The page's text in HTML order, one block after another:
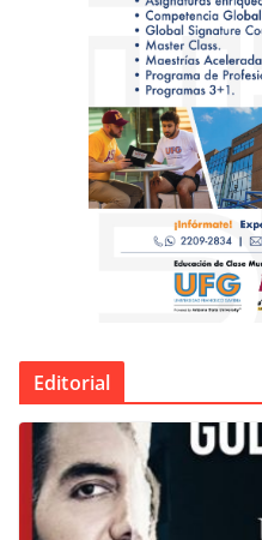
Editorial